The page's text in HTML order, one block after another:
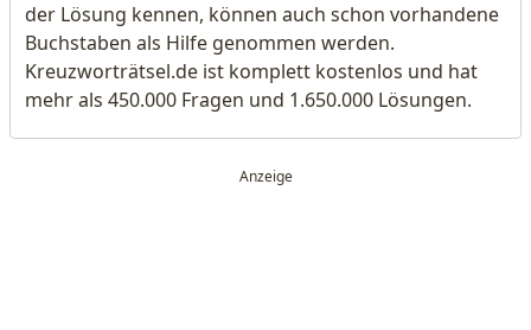
der Lösung kennen, können auch schon vorhandene
Buchstaben als Hilfe genommen werden.
Kreuzworträtsel.de ist komplett kostenlos und hat
mehr als 450.000 Fragen und 1.650.000 Lösungen.